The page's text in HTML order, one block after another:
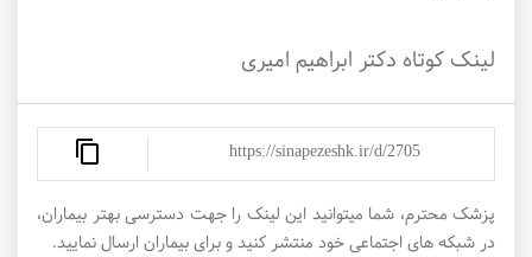
لینک کوتاه دکتر ابراهیم امیری
https://sinapezeshk.ir/d/2705
پزشک محترم، شما میتوانید این لینک را جهت دسترسی بهتر بیماران،
در شبکه های اجتماعی خود منتشر کنید و برای بیماران ارسال نمایید.